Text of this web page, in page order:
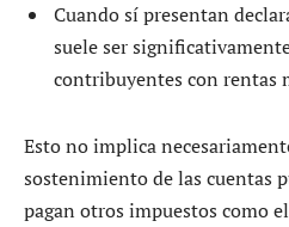
Cuando sí presentan
suele ser
contribuyentes con rentas
Esto no implica
sostenimiento de las cuentas
pagan otros impuestos como el